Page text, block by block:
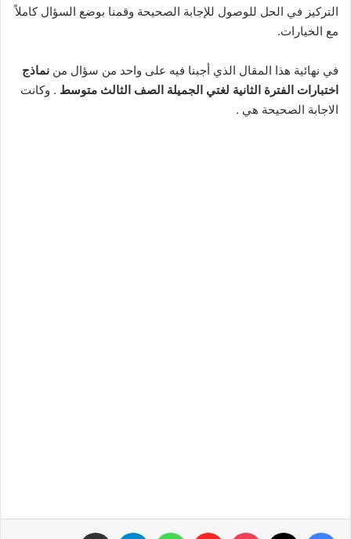
التركيز في الحل للوصول للإجابة الصحيحة وقمنا بوضع السؤال كاملاً
مع الخيارات.
في نهائية هذا المقال الذي أجبنا فيه على واحد من سؤال من نماذج
اختبارات الفترة الثانية لغتي الجميلة الصف الثالث متوسط . وكانت
الاجابة الصحيحة هي .
فيسبوك ‫Pocket
Flipboard واتساب تيلقرام